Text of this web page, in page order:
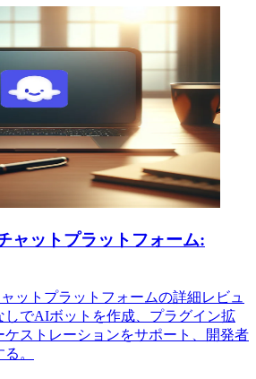
ャットプラットフォーム:
ャットプラットフォームの詳細レビュ
しでAIボットを作成、プラグイン拡
ストレーションをサポート、開発者
。